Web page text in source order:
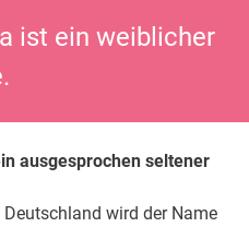
ist ein weiblicher
ausgesprochen seltener
wird der Name